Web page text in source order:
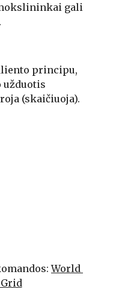
principu,
(skaičiuoja).
World